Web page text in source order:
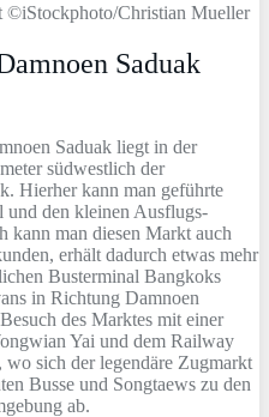
©iStockphoto/Christian Mueller
Saduak
Saduak liegt in der
südwestlich der
Hierher kann man geführte
und den kleinen Ausflugs-
kann man diesen Markt auch
erhält dadurch etwas mehr
Busterminal Bangkoks
in Richtung Damnoen
des Marktes mit einer
Yai und dem Railway
sich der legendäre Zugmarkt
Busse und Songtaews zu den
ab.